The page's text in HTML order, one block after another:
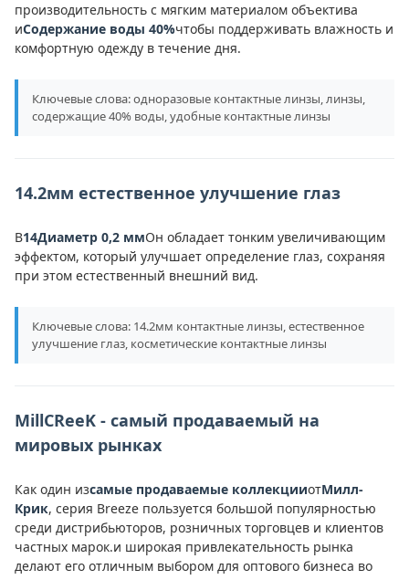
производительность с мягким материалом объектива
иСодержание воды 40%чтобы поддерживать влажность и
комфортную одежду в течение дня.
Ключевые слова: одноразовые контактные линзы, линзы,
содержащие 40% воды, удобные контактные линзы
14.2мм естественное улучшение глаз
В14Диаметр 0,2 ммОн обладает тонким увеличивающим
эффектом, который улучшает определение глаз, сохраняя
при этом естественный внешний вид.
Ключевые слова: 14.2мм контактные линзы, естественное
улучшение глаз, косметические контактные линзы
MillCReeK - самый продаваемый на
мировых рынках
Как один изсамые продаваемые коллекцииотМилл-
Крик, серия Breeze пользуется большой популярностью
среди дистрибьюторов, розничных торговцев и клиентов
частных марок.и широкая привлекательность рынка
делают его отличным выбором для оптового бизнеса во